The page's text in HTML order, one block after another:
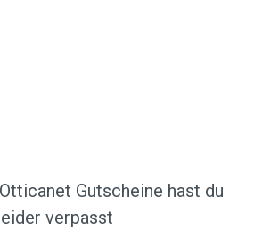
Gutscheine hast du
verpasst